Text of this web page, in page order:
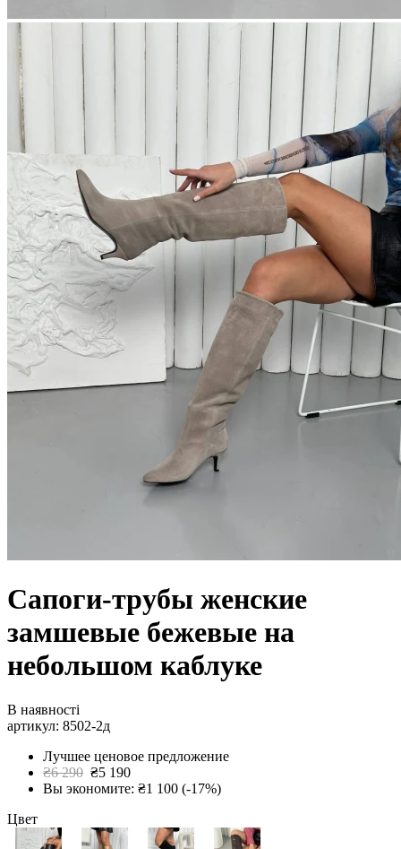
Сапоги-трубы женские
замшевые бежевые на
небольшом каблуке
В наявності
артикул: 8502-2д
Лучшее ценовое предложение
₴6 290 ₴5 190
Вы экономите: ₴1 100 (-17%)
Цвет